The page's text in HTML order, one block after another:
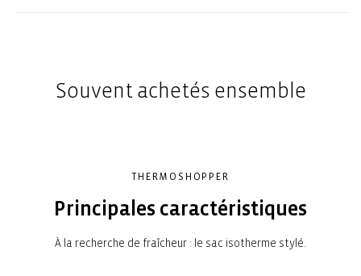
Souvent achetés ensemble
THERMOSHOPPER
Principales caractéristiques
À la recherche de fraîcheur : le sac isotherme stylé.